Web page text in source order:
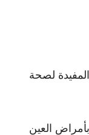
لصحة
العين